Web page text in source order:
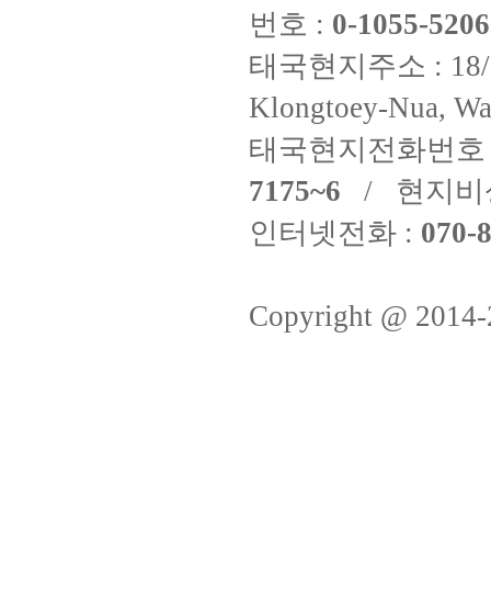
번호 : 0-1055-
태국현지주소 :
Klongtoey-Nua,
태국현지전화번
7175~6 / 현지비
인터넷전화 : 070-
Copyright @